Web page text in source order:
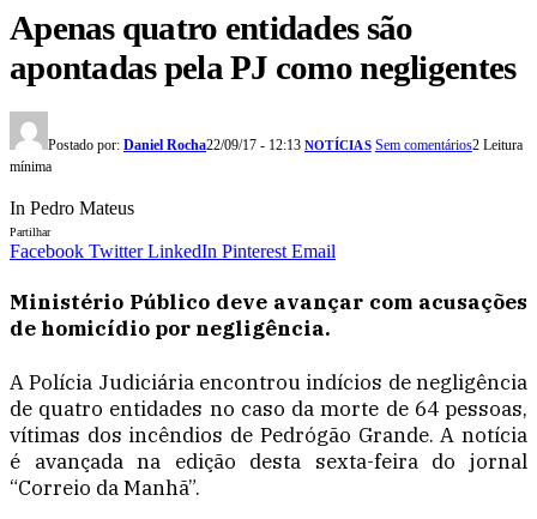
Apenas quatro entidades são
apontadas pela PJ como negligentes
Postado por: Daniel Rocha22/09/17 - 12:13 NOTÍCIAS Sem comentários2 Leitura
mínima
In Pedro Mateus
Partilhar
Facebook Twitter LinkedIn Pinterest Email
Ministério Público deve avançar com acusações
de homicídio por negligência.
A Polícia Judiciária encontrou indícios de negligência
de quatro entidades no caso da morte de 64 pessoas,
vítimas dos incêndios de Pedrógão Grande. A notícia
é avançada na edição desta sexta-feira do jornal
“Correio da Manhã”.